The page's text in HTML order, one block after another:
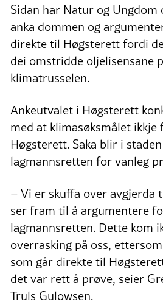
Sidan har Natur og Ungdom
anka dommen og
direkte til Høgsterett fordi
dei omstridde oljelisensane
klimatrusselen.
Ankeutvalet i Høgsterett
med at klimasøksmålet
Høgsterett. Saka blir i
lagmannsretten for vanleg
– Vi er skuffa over avgjerda
ser fram til å argumentere
lagmannsretten. Dette kom
overrasking på oss,
som går direkte til
det var rett å prøve, seier
Truls Gulowsen.